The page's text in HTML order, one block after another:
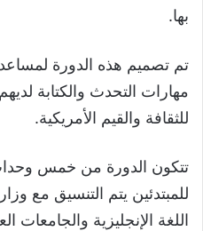
بها.
تم تصميم هذه الدورة
مهارات التحدث والكتابة
للثقافة والقيم الأمريكية.
تتكون الدورة من خمس
للمبتدئين يتم التنسيق مع
اللغة الإنجليزية والجامعات